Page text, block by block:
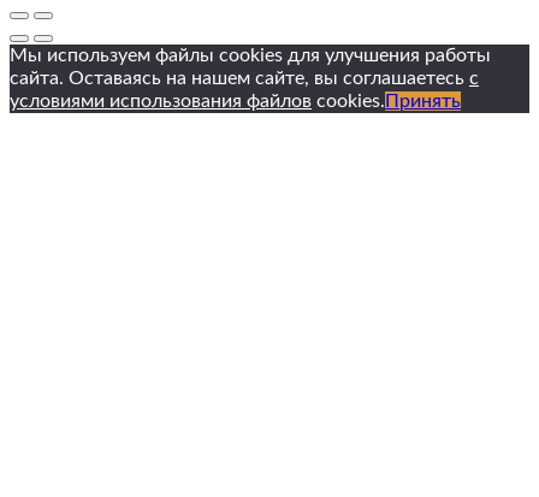
Мы используем файлы cookies для улучшения работы
сайта. Оставаясь на нашем сайте, вы соглашаетесь с
условиями использования файлов cookies. Принять